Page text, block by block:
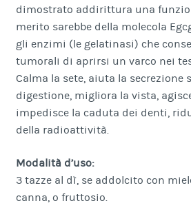
dimostrato addirittura una
merito sarebbe della molecola
gli enzimi (le gelatinasi) che
tumorali di aprirsi un varco nei
Calma la sete, aiuta la secrezione
digestione, migliora la vista,
impedisce la caduta dei denti,
della radioattività.
Modalità d’uso:
3 tazze al dì, se addolcito con
canna, o fruttosio.